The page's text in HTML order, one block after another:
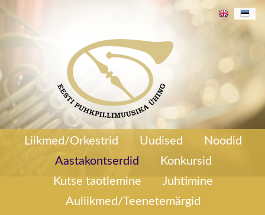
219/270Aastakontsert 2020
Liikmed/Orkestrid Uudised
Noodid
Aastakontserdid
Konkursid
Kutse taotlemine
Juhtimine
Auliikmed/Teenetemärgid